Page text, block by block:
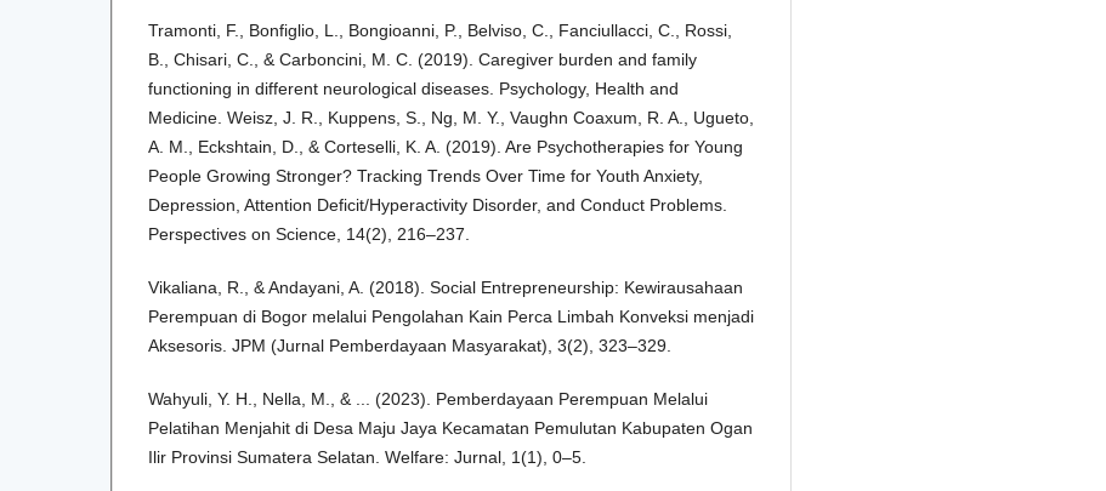
Tramonti, F., Bonfiglio, L., Bongioanni, P., Belviso, C., Fanciullacci, C., Rossi,
B., Chisari, C., & Carboncini, M. C. (2019). Caregiver burden and family
functioning in different neurological diseases. Psychology, Health and
Medicine. Weisz, J. R., Kuppens, S., Ng, M. Y., Vaughn Coaxum, R. A., Ugueto,
A. M., Eckshtain, D., & Corteselli, K. A. (2019). Are Psychotherapies for Young
People Growing Stronger? Tracking Trends Over Time for Youth Anxiety,
Depression, Attention Deficit/Hyperactivity Disorder, and Conduct Problems.
Perspectives on Science, 14(2), 216–237.
Vikaliana, R., & Andayani, A. (2018). Social Entrepreneurship: Kewirausahaan
Perempuan di Bogor melalui Pengolahan Kain Perca Limbah Konveksi menjadi
Aksesoris. JPM (Jurnal Pemberdayaan Masyarakat), 3(2), 323–329.
Wahyuli, Y. H., Nella, M., & ... (2023). Pemberdayaan Perempuan Melalui
Pelatihan Menjahit di Desa Maju Jaya Kecamatan Pemulutan Kabupaten Ogan
Ilir Provinsi Sumatera Selatan. Welfare: Jurnal, 1(1), 0–5.